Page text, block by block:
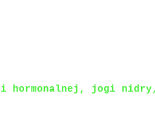
hormonalnej, jogi nidry,